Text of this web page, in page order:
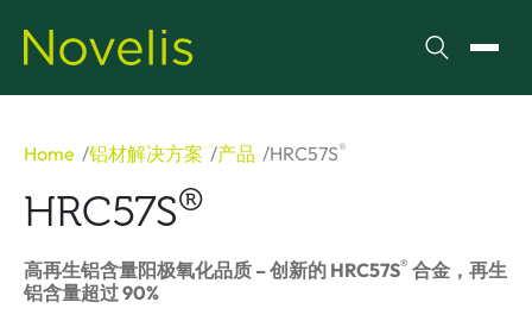
搜索 切换
Home 铝材解决方案 产品 HRC57S®
HRC57S®
高再生铝含量阳极氧化品质 – 创新的 HRC57S® 合金，再生
铝含量超过 90%